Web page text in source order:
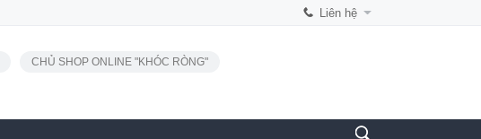
Liên hệ
CHỦ SHOP ONLINE "KHÓC RÒNG"